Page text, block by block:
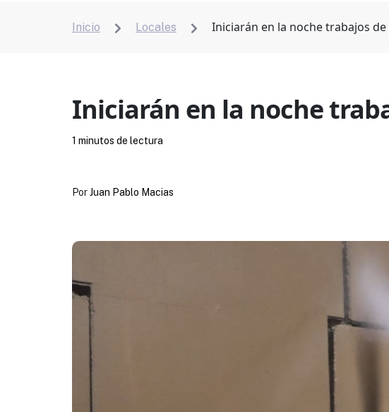
Inicio  Locales  Iniciarán en la noche trabajos
Iniciarán en la noche
PorJuan Pablo Macias
1 minutos de lectura